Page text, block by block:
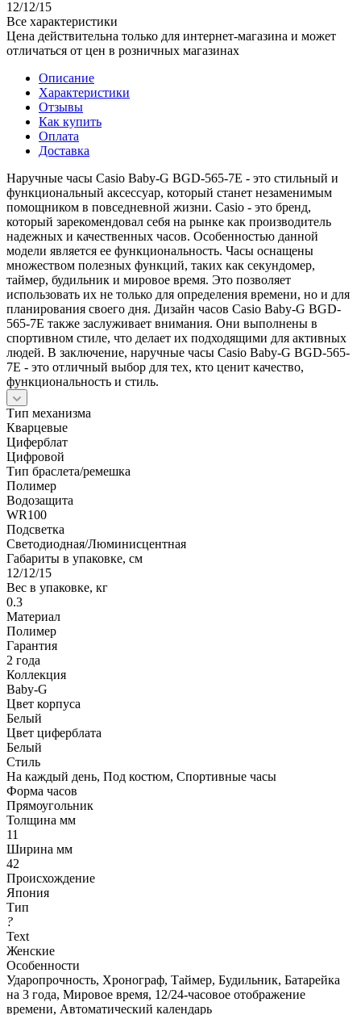
12/12/15
Все характеристики
Цена действительна только для интернет-магазина и может
отличаться от цен в розничных магазинах
Описание
Характеристики
Отзывы
Как купить
Оплата
Доставка
Наручные часы Casio Baby-G BGD-565-7E - это стильный и
функциональный аксессуар, который станет незаменимым
помощником в повседневной жизни. Casio - это бренд,
который зарекомендовал себя на рынке как производитель
надежных и качественных часов. Особенностью данной
модели является ее функциональность. Часы оснащены
множеством полезных функций, таких как секундомер,
таймер, будильник и мировое время. Это позволяет
использовать их не только для определения времени, но и для
планирования своего дня. Дизайн часов Casio Baby-G BGD-
565-7E также заслуживает внимания. Они выполнены в
спортивном стиле, что делает их подходящими для активных
людей. В заключение, наручные часы Casio Baby-G BGD-565-
7E - это отличный выбор для тех, кто ценит качество,
функциональность и стиль.
Тип механизма
Кварцевые
Циферблат
Цифровой
Тип браслета/ремешка
Полимер
Водозащита
WR100
Подсветка
Светодиодная/Люминисцентная
Габариты в упаковке, см
12/12/15
Вес в упаковке, кг
0.3
Материал
Полимер
Гарантия
2 года
Коллекция
Baby-G
Цвет корпуса
Белый
Цвет циферблата
Белый
Стиль
На каждый день, Под костюм, Спортивные часы
Форма часов
Прямоугольник
Толщина мм
11
Ширина мм
42
Происхождение
Япония
Тип
?
Text
Женские
Особенности
Ударопрочность, Хронограф, Таймер, Будильник, Батарейка
на 3 года, Мировое время, 12/24-часовое отображение
времени, Автоматический календарь